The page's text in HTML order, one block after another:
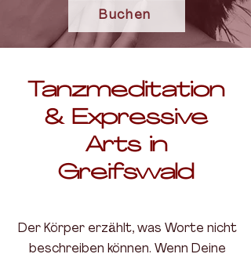
Buchen
Tanzmeditation
& Expressive
Arts in
Greifswald
Der Körper erzählt, was Worte nicht
beschreiben können. Wenn Deine